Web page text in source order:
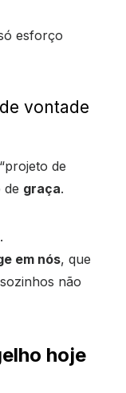
esforço
vontade
de
de graça.
em nós, que
não
hoje